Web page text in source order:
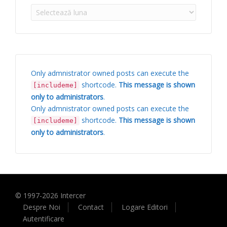
Arhive
Only admnistrator owned posts can execute the
[includeme] shortcode. This message is shown
only to administrators.
Only admnistrator owned posts can execute the
[includeme] shortcode. This message is shown
only to administrators.
© 1997-2026 Intercer
Despre Noi
Contact
Logare Editori
Autentificare